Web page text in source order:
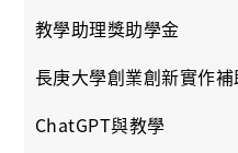
教學助理獎助學金
長庚大學創業創新實作補
ChatGPT與教學